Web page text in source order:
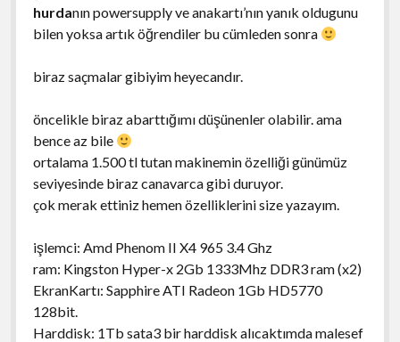
hurdanın powersupply ve anakartı’nın yanık oldugunu
bilen yoksa artık öğrendiler bu cümleden sonra
biraz saçmalar gibiyim heyecandır.
öncelikle biraz abarttığımı düşünenler olabilir. ama
bence az bile
ortalama 1.500 tl tutan makinemin özelliği günümüz
seviyesinde biraz canavarca gibi duruyor.
çok merak ettiniz hemen özelliklerini size yazayım.
işlemci: Amd Phenom II X4 965 3.4 Ghz
ram: Kingston Hyper-x 2Gb 1333Mhz DDR3 ram (x2)
EkranKartı: Sapphire ATI Radeon 1Gb HD5770
128bit.
Harddisk: 1Tb sata3 bir harddisk alıcaktımda malesef